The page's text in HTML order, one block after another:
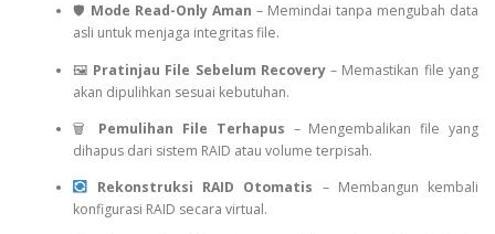
🛡 Mode Read-Only Aman – Memindai tanpa mengubah data
asli untuk menjaga integritas file.
🖼 Pratinjau File Sebelum Recovery– Memastikan file yang
akan dipulihkan sesuai kebutuhan.
🗑 Pemulihan File Terhapus – Mengembalikan file yang
dihapus dari sistem RAID atau volume terpisah.
Rekonstruksi RAID Otomatis – Membangun kembali
konfigurasi RAID secara virtual.